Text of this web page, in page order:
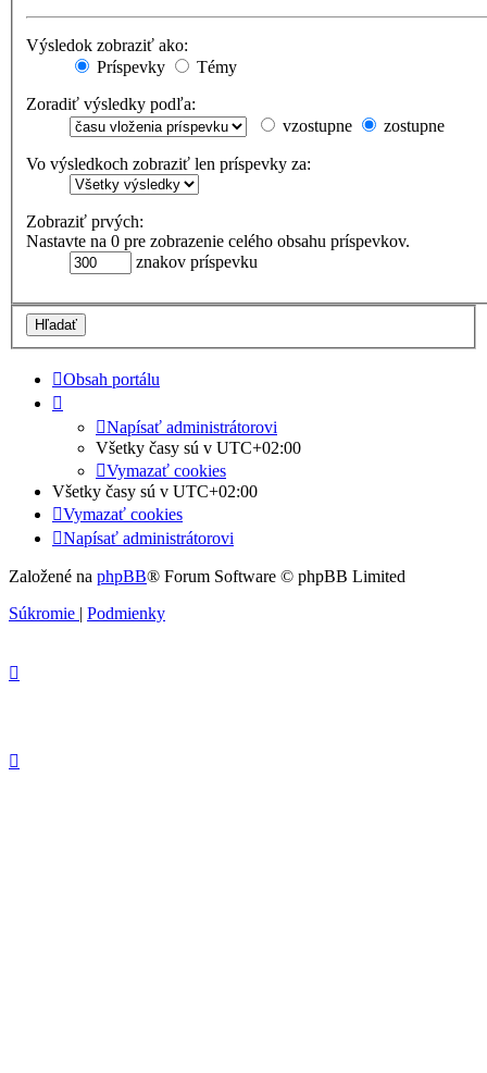
Výsledok zobraziť ako:
Príspevky
Témy
Zoradiť výsledky podľa:
vzostupne
zostupne
Vo výsledkoch zobraziť len príspevky za:
Zobraziť prvých:
Nastavte na 0 pre zobrazenie celého obsahu príspevkov.
znakov príspevku
Obsah portálu
Napísať administrátorovi
Všetky časy sú v UTC+02:00
Vymazať cookies
Všetky časy sú v UTC+02:00
Vymazať cookies
Napísať administrátorovi
Založené na phpBB® Forum Software © phpBB Limited
Súkromie | Podmienky